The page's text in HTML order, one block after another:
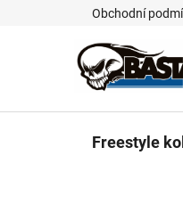
Obchodní
Freestyle